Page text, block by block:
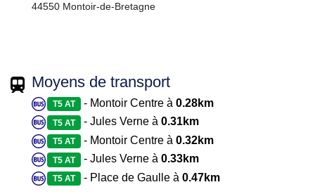
44550 Montoir-de-Bretagne
Moyens de transport
T5 AT - Montoir Centre à 0.28km
T5 AT - Jules Verne à 0.31km
T5 AT - Montoir Centre à 0.32km
T5 AT - Jules Verne à 0.33km
T5 AT - Place de Gaulle à 0.47km